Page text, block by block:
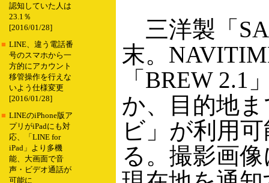
認知していた人は
23.1％
[2016/01/28]
■ LINE、違う電話番
号のスマホから一
方的にアカウント
移管操作を行えな
いよう仕様変更
[2016/01/28]
■ LINEのiPhone版ア
プリがiPadにも対
応、「LINE for
iPad」より多機
能、大画面で音
声・ビデオ通話が
可能に
三洋製「
末。
「BREW
か、目的地
ビ」が利用
る。撮影画